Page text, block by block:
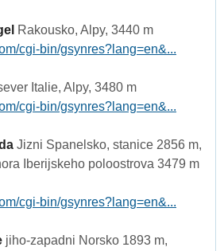
Rakousko, Alpy, 3440 m
cgi-bin/gsynres?lang=en&...
Italie, Alpy, 3480 m
cgi-bin/gsynres?lang=en&...
Jizni Spanelsko, stanice 2856 m,
Iberijskeho poloostrova 3479 m
cgi-bin/gsynres?lang=en&...
jiho-zapadni Norsko 1893 m,